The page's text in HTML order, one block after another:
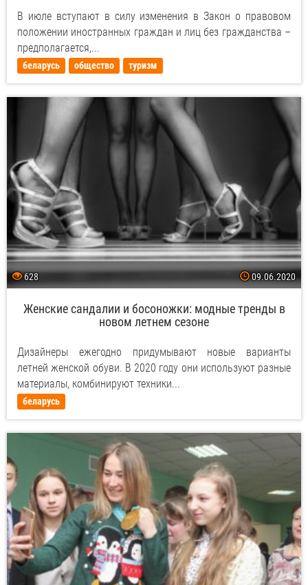
В июле вступают в силу изменения в Закон о правовом
положении иностранных граждан и лиц без гражданства –
предполагается,...
беларусь общество туризм
628 09.06.2020
Женские сандалии и босоножки: модные тренды в
новом летнем сезоне
Дизайнеры ежегодно придумывают новые варианты
летней женской обуви. В 2020 году они используют разные
материалы, комбинируют техники...
беларусь